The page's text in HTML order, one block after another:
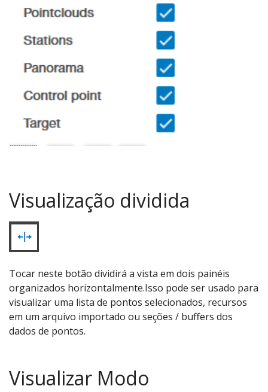
Visualização dividida
Tocar neste botão dividirá a vista em dois painéis
organizados horizontalmente.Isso pode ser usado para
visualizar uma lista de pontos selecionados, recursos
em um arquivo importado ou seções / buffers dos
dados de pontos.
Visualizar Modo